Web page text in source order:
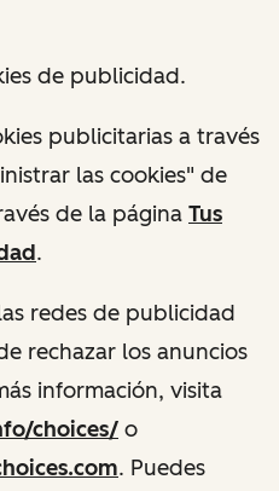
de publicidad.
publicitarias a través
las cookies" de
de la página Tus
.
redes de publicidad
rechazar los anuncios
información, visita
choices/ o
. Puedes